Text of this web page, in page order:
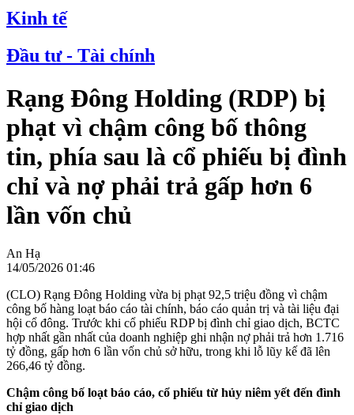
Kinh tế
Đầu tư - Tài chính
Rạng Đông Holding (RDP) bị
phạt vì chậm công bố thông
tin, phía sau là cổ phiếu bị đình
chỉ và nợ phải trả gấp hơn 6
lần vốn chủ
An Hạ
14/05/2026 01:46
(CLO) Rạng Đông Holding vừa bị phạt 92,5 triệu đồng vì chậm
công bố hàng loạt báo cáo tài chính, báo cáo quản trị và tài liệu đại
hội cổ đông. Trước khi cổ phiếu RDP bị đình chỉ giao dịch, BCTC
hợp nhất gần nhất của doanh nghiệp ghi nhận nợ phải trả hơn 1.716
tỷ đồng, gấp hơn 6 lần vốn chủ sở hữu, trong khi lỗ lũy kế đã lên
266,46 tỷ đồng.
Chậm công bố loạt báo cáo, cổ phiếu từ hủy niêm yết đến đình
chỉ giao dịch